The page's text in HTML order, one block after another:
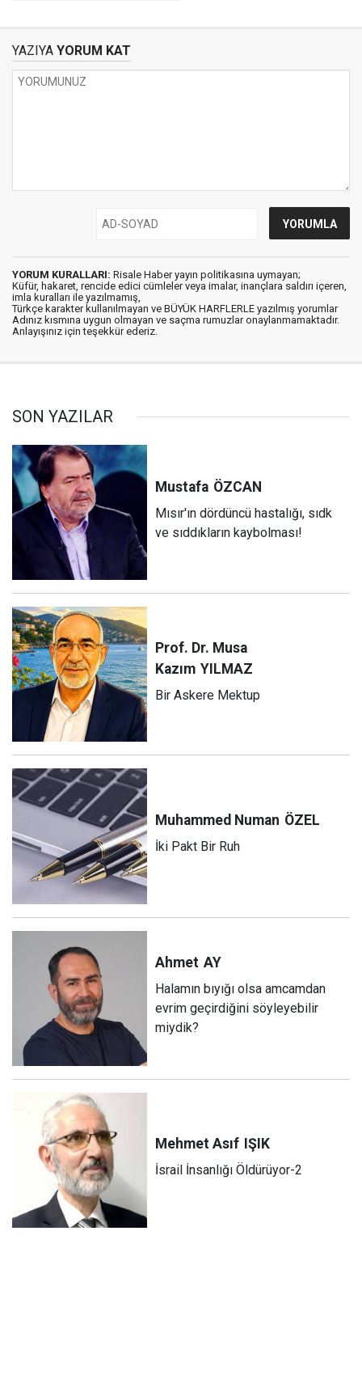
YAZIYA YORUM KAT
YORUM KURALLARI: Risale Haber yayın politikasına uymayan;
Küfür, hakaret, rencide edici cümleler veya imalar, inançlara saldırı içeren,
imla kuralları ile yazılmamış,
Türkçe karakter kullanılmayan ve BÜYÜK HARFLERLE yazılmış yorumlar
Adınız kısmına uygun olmayan ve saçma rumuzlar onaylanmamaktadır.
Anlayışınız için teşekkür ederiz.
SON YAZILAR
Mustafa ÖZCAN
Mısır'ın dördüncü hastalığı, sıdk
ve sıddıkların kaybolması!
Prof. Dr. Musa
Kazım YILMAZ
Bir Askere Mektup
Muhammed Numan ÖZEL
İki Pakt Bir Ruh
Ahmet AY
Halamın bıyığı olsa amcamdan
evrim geçirdiğini söyleyebilir
miydik?
Mehmet Asıf IŞIK
İsrail İnsanlığı Öldürüyor-2